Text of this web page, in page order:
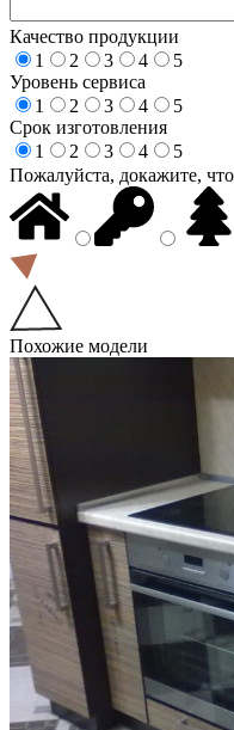
Качество продукции
1
2 3 4
5
Уровень сервиса
1
2 3 4
5
Срок изготовления
1
2 3 4
5
Пожалуйста, докажите,
Похожие модели